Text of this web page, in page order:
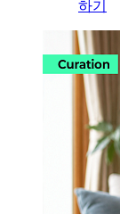
하기